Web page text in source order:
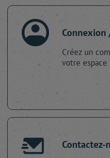
Créez un
votre espace
Contactez-